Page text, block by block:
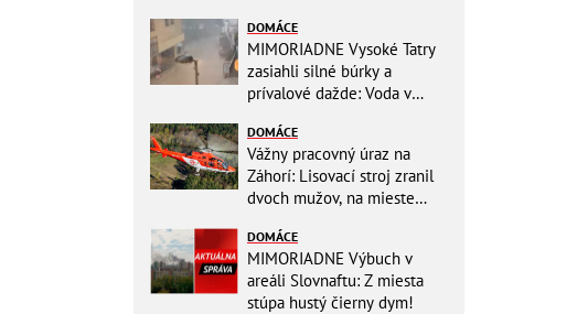
BAZÉNE
DOMÁCE
MIMORIADNE Vysoké Tatry
zasiahli silné búrky a
prívalové dažde: Voda v
DOMÁCE
Vážny pracovný úraz na
Záhorí: Lisovací stroj zranil
dvoch mužov, na mieste
pomoc musel priletieť
vrtuľník
DOMÁCE
MIMORIADNE Výbuch v
areáli Slovnaftu: Z miesta
stúpa hustý čierny dym!